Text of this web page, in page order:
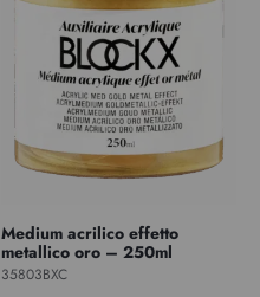
Medium acrilico effetto
metallico oro – 250ml
35803BXC